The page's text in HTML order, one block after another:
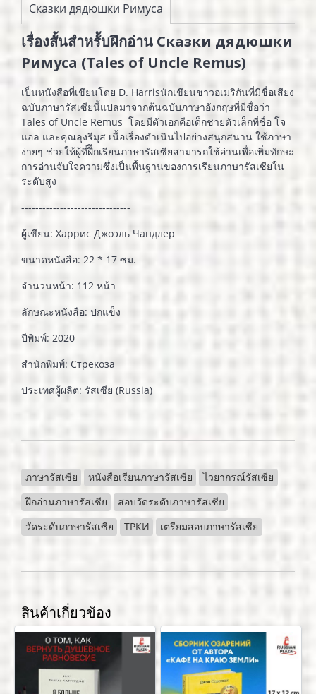
Сказки дядюшки Римуса
เรื่องสั้นสำหรัับฝึกอ่าน Сказки дядюшки
Римуса (Tales of Uncle Remus)
เป็นหนังสือที่เขียนโดย D. Harrisนักเขียนชาวอเมริกันที่มีชื่อเสียง
ฉบับภาษารัสเซียนี้แปลมาจากต้นฉบับภาษาอังกฤษที่มีชื่อว่า
Tales of Uncle Remus โดยมีตัวเอกคือเด็กชายตัวเล็กที่ชื่อ โจ
แอล และคุณลุงรีมุส เนื้อเรื่องดำเนินไปอย่างสนุกสนาน ใช้ภาษา
ง่ายๆ ช่วยให้ผู้ที่ฝึึกเรียนภาษารัสเซียสามารถใช้อ่านเพื่อเพิ่มทักษะ
การอ่านจับใจความซึ่งเป็นพื้นฐานของการเรียนภาษารัสเซียใน
ระดับสูง
-------------------------------
ผู้เขียน: Харрис Джоэль Чандлер
ขนาดหนังสือ: 22 * 17 ซม.
จำนวนหน้า: 112 หน้า
ลักษณะหนังสือ: ปกแข็ง
ปีพิมพ์: 2020
สำนักพิมพ์: Стрекоза
ประเทศผู้ผลิต: รัสเซีย (Russia)
ภาษารัสเซีย หนังสือเรียนภาษารัสเซีย
ไวยากรณ์รัสเซีย
ฝึกอ่านภาษารัสเซีย
สอบวัดระดับภาษารัสเซีย
วัดระดับภาษารัสเซีย
ТРКИ เตรียมสอบภาษารัสเซีย
สินค้าเกี่ยวข้อง